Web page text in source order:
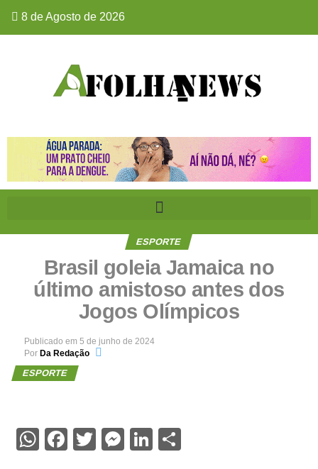
8 de Agosto de 2026
ESPORTE
Brasil goleia Jamaica no
último amistoso antes dos
Jogos Olímpicos
Publicado em 5 de junho de 2024
Por Da Redação
ESPORTE
WhatsApp
Facebook
Twitter
Messenger
LinkedIn
Share